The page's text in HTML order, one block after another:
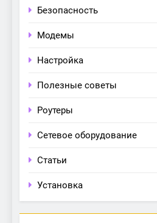
Безопасность
Модемы
Настройка
Полезные советы
Роутеры
Сетевое оборудование
Статьи
Установка